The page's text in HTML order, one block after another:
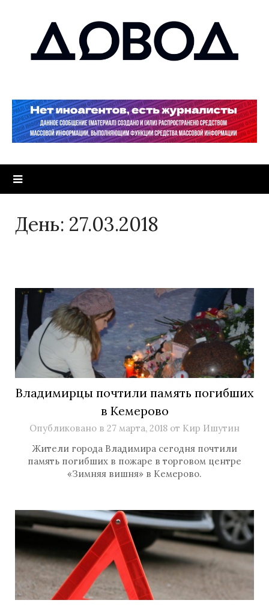
День: 27.03.2018
Владимирцы почтили память погибших
в Кемерово
Опубликовано в 27 марта, 2018 от Кир Ишутин
Жители города Владимира сегодня почтили
память погибших в пожаре в торговом центре
«Зимняя вишня» в Кемерово.